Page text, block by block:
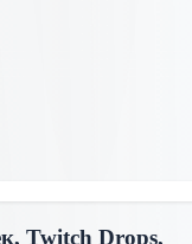
Twitch Drops,